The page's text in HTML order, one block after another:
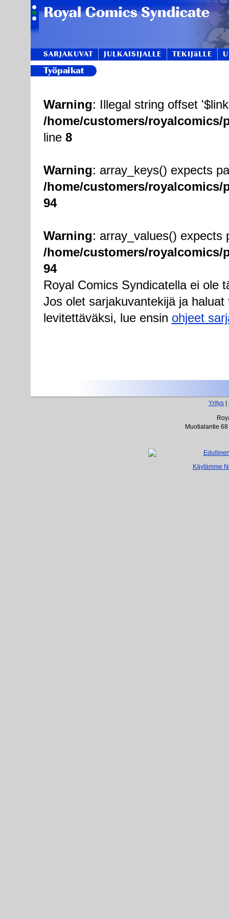
SARJAKUVAT JULKAISIJALLE TEKIJäLLE
Warning: Illegal string offset
/home/customers/
line 8
Warning: array_keys() expects
/home/customers/
94
Warning: array_values() expects
/home/customers/
94
Royal Comics Syndicatella ei ole
Jos olet sarjakuvantekijä ja
levitettäväksi, lue ensin ohjeet
Yritys
Muotialantie
Käytämme